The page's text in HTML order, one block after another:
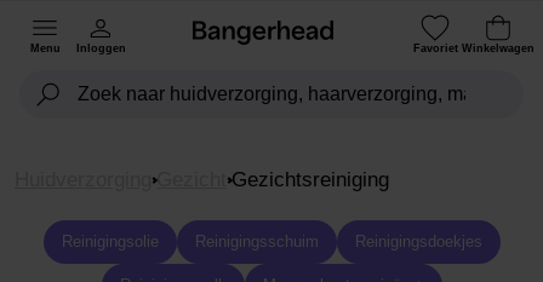
Menu Inloggen Favoriet Winkelwagen
Gezicht Gezichtsreiniging
Reinigingsolie Reinigingsschuim Reinigingsdoekjes